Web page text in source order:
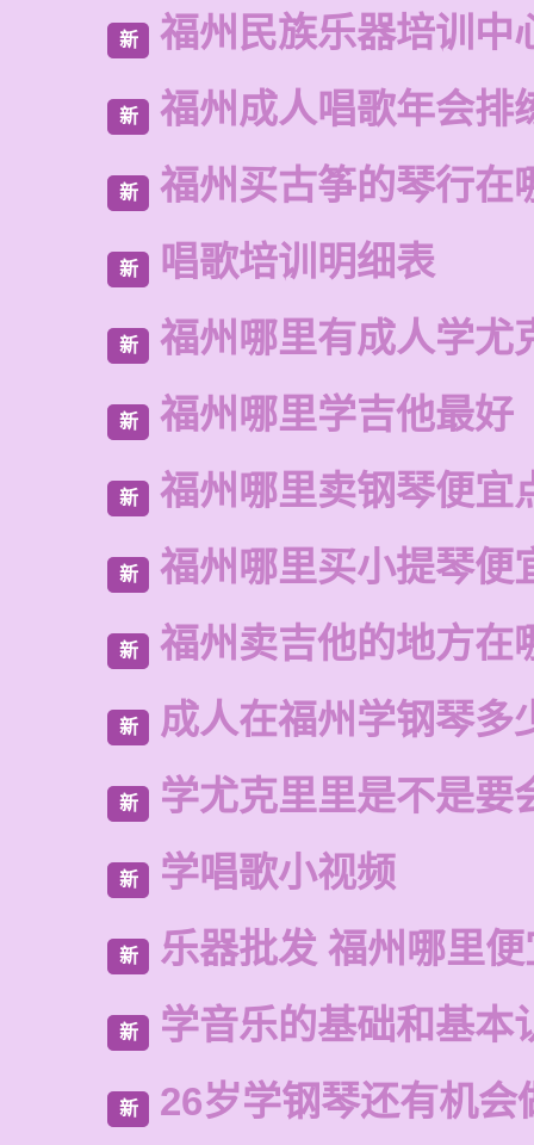
新 福州民族乐器培训中
新 福州成人唱歌年会排
新 福州买古筝的琴行在
新 唱歌培训明细表
新 福州哪里有成人学尤
新 福州哪里学吉他最好
新 福州哪里卖钢琴便宜
新 福州哪里买小提琴便
新 福州卖吉他的地方在
新 成人在福州学钢琴多
新 学尤克里里是不是要
新 学唱歌小视频
新 乐器批发 福州哪里
新 学音乐的基础和基本
新 26岁学钢琴还有机会